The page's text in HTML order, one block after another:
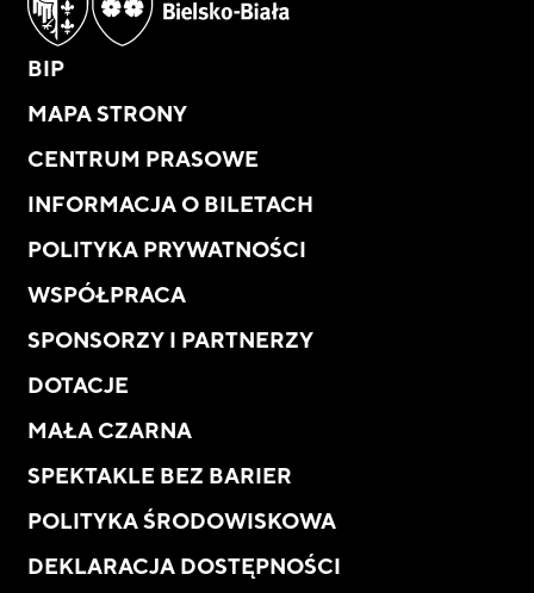
BIP
MAPA STRONY
CENTRUM PRASOWE
INFORMACJA O BILETACH
POLITYKA PRYWATNOŚCI
WSPÓŁPRACA
SPONSORZY I PARTNERZY
DOTACJE
MAŁA CZARNA
SPEKTAKLE BEZ BARIER
POLITYKA ŚRODOWISKOWA
DEKLARACJA DOSTĘPNOŚCI